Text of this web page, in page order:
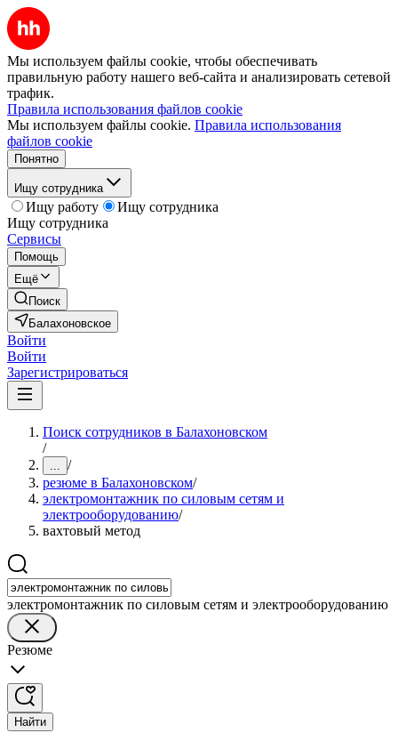
Мы используем файлы cookie, чтобы обеспечивать
правильную работу нашего веб-сайта и анализировать сетевой
трафик.
Правила использования файлов cookie
Мы используем файлы cookie. Правила использования
файлов cookie
Понятно
Ищу сотрудника
Ищу работу
Ищу сотрудника
Ищу сотрудника
Сервисы
Помощь
Ещё
Поиск
Балахоновское
Войти
Войти
Зарегистрироваться
Поиск сотрудников в Балахоновском
/
... /
резюме в Балахоновском/
электромонтажник по силовым сетям и
электрооборудованию/
вахтовый метод
электромонтажник по силовым сетям и электрооборудованию
Резюме
Найти